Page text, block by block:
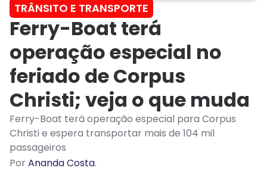
TRÂNSITO E TRANSPORTE
Ferry-Boat terá
operação especial no
feriado de Corpus
Christi; veja o que muda
Ferry-Boat terá operação especial para Corpus
Christi e espera transportar mais de 104 mil
passageiros
PorAnanda Costa.